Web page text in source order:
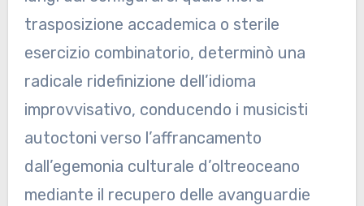
trasposizione accademica o sterile
esercizio combinatorio, determinò una
radicale ridefinizione dell’idioma
improvvisativo, conducendo i musicisti
autoctoni verso l’affrancamento
dall’egemonia culturale d’oltreoceano
mediante il recupero delle avanguardie